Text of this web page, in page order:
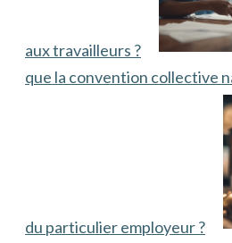
aux travailleurs ?
que la convention collective
du particulier employeur ?